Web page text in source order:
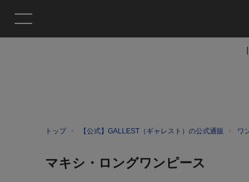
トップ 【公式】GALLEST（ギャレスト）の公式通販 ワ
マキシ・ロングワンピース